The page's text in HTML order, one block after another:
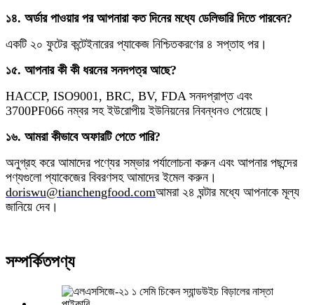
১৪. অর্ডার পাওয়ার পর আপনারা কত দিনের মধ্যে ডেলিভারি দিতে পারবেন?
একটি ২০ ফুটের কন্টেইনারের প্যাকেজ নিশ্চিতকরণের ৪ সপ্তাহ পর।
১৫. আপনার কী কী ধরনের সনদপত্র আছে?
HACCP, ISO9001, BRC, BV, FDA সনদপ্রাপ্ত এবং
3700PF066 নম্বর সহ ইউরোপীয় ইউনিয়নের নিবন্ধনও পেয়েছে।
১৬. আমরা কীভাবে অফারটি পেতে পারি?
অনুগ্রহ করে আমাদের পণ্যের সম্ভার পর্যালোচনা করুন এবং আপনার পছন্দের
পণ্যগুলো প্যাকেজের বিবরণসহ আমাদের ইমেল করুন।
doriswu@tianchengfood.comআমরা ২৪ ঘন্টার মধ্যে আপনাকে মূল্য
জানিয়ে দেব।
সম্পর্কিতপণ্য